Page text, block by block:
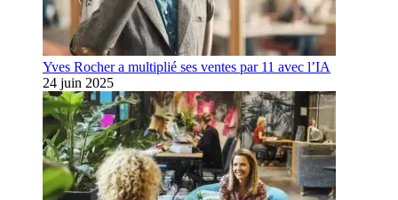
Yves Rocher a multiplié ses ventes par 11 avec l’IA
24 juin 2025